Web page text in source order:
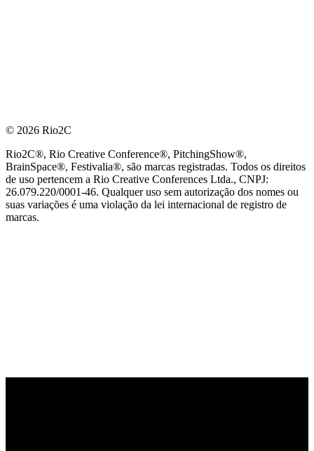
© 2026 Rio2C
Rio2C®, Rio Creative Conference®, PitchingShow®,
BrainSpace®, Festivalia®, são marcas registradas. Todos os direitos
de uso pertencem a Rio Creative Conferences Ltda., CNPJ:
26.079.220/0001-46. Qualquer uso sem autorização dos nomes ou
suas variações é uma violação da lei internacional de registro de
marcas.